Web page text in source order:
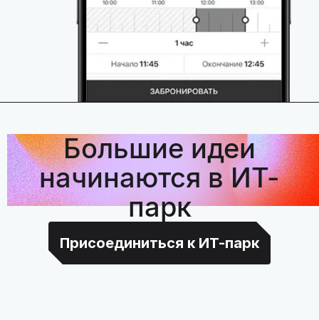
Большие идеи
начинаются в ИТ-
парк
Присоединиться к ИТ-парк